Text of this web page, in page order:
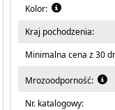
Kolor:
Kraj pochodzenia:
Minimalna cena z 30
Mrozoodporność:
Nr. katalogowy: